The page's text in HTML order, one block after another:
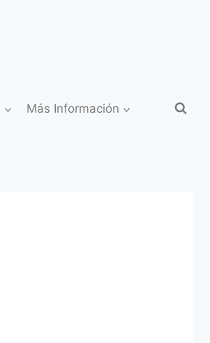
Más Información